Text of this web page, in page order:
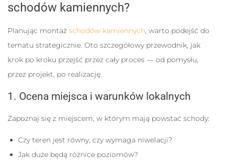
schodów kamiennych?
Planując montaż schodów kamiennych, warto podejść do
tematu strategicznie. Oto szczegółowy przewodnik, jak
krok po kroku przejść przez cały proces — od pomysłu,
przez projekt, po realizację.
1. Ocena miejsca i warunków lokalnych
Zapoznaj się z miejscem, w którym mają powstać schody:
Czy teren jest równy, czy wymaga niwelacji?
Jak duże będą różnice poziomów?